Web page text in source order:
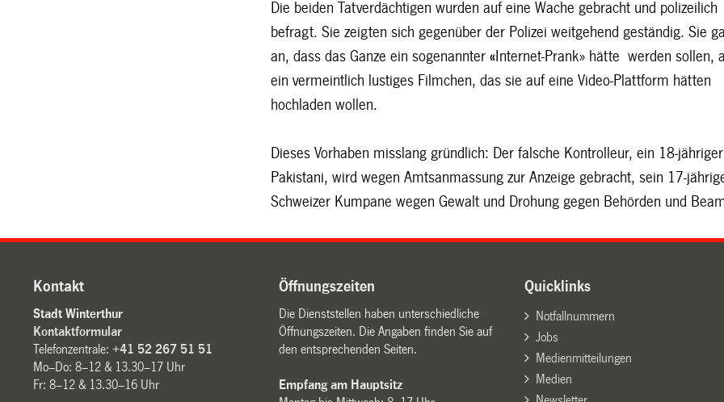
Die beiden Tatverdächtigen wurden auf eine Wache gebracht und polizeilich
befragt. Sie zeigten sich gegenüber der Polizei weitgehend geständig. Sie
an, dass das Ganze ein sogenannter« Internet-Prank» hätte werden sollen,
ein vermeintlich lustiges Filmchen, das sie auf eine Video-Plattform hätten
hochladen wollen.
Dieses Vorhaben misslang gründlich: Der falsche Kontrolleur, ein 18-jähriger
Pakistani, wird wegen Amtsanmassung zur Anzeige gebracht, sein 17-
Schweizer Kumpane wegen Gewalt und Drohung gegen Behörden und
Kontakt
Stadt Winterthur
Kontaktformular
Telefonzentrale:+41 52 267 51 51
Mo–Do: 8–12 & 13.30–17 Uhr
Fr: 8–12 & 13.30–16 Uhr
Öffnungszeiten
Die Dienststellen haben unterschiedliche
Öffnungszeiten. Die Angaben finden Sie auf
den entsprechenden Seiten.
Empfang am Hauptsitz
Quicklinks
Notfallnummern
Jobs
Medienmitteilungen
Medien